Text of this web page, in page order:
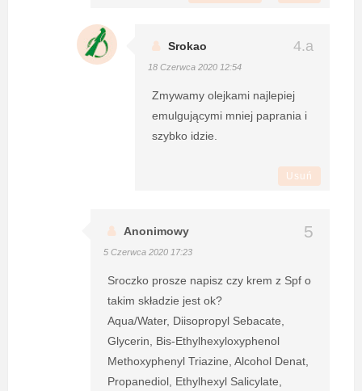
Srokao
18 Czerwca 2020 12:54
Zmywamy olejkami najlepiej
emulgującymi mniej paprania i
szybko idzie.
Usuń
Anonimowy
5 Czerwca 2020 17:23
Sroczko prosze napisz czy krem z Spf o
takim składzie jest ok?
Aqua/Water, Diisopropyl Sebacate,
Glycerin, Bis-Ethylhexyloxyphenol
Methoxyphenyl Triazine, Alcohol Denat,
Propanediol, Ethylhexyl Salicylate,